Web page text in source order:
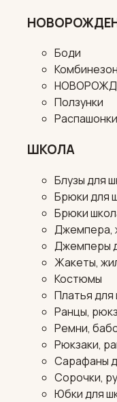
Боди
Ползунки
Распашонки
ШКОЛА
Блузы для
Брюки для
Брюки
Джемпера,
Джемперы
Жакеты,
Костюмы
Платья для
Ранцы,
Ремни,
Рюкзаки,
Сарафаны
Сорочки,
Юбки для